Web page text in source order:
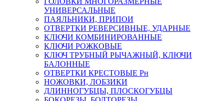
УНИВЕРСАЛЬНЫЕ
ПАЯЛЬНИКИ, ПРИПОИ
ОТВЕРТКИ РЕВЕРСИВНЫЕ, УДАРНЫЕ
КЛЮЧИ КОМБИНИРОВАННЫЕ
КЛЮЧИ РОЖКОВЫЕ
КЛЮЧ ТРУБНЫЙ РЫЧАЖНЫЙ, КЛЮЧИ
БАЛОННЫЕ
ОТВЕРТКИ КРЕСТОВЫЕ Рн
НОЖОВКИ, ЛОБЗИКИ
ДЛИННОГУБЦЫ, ПЛОСКОГУБЦЫ